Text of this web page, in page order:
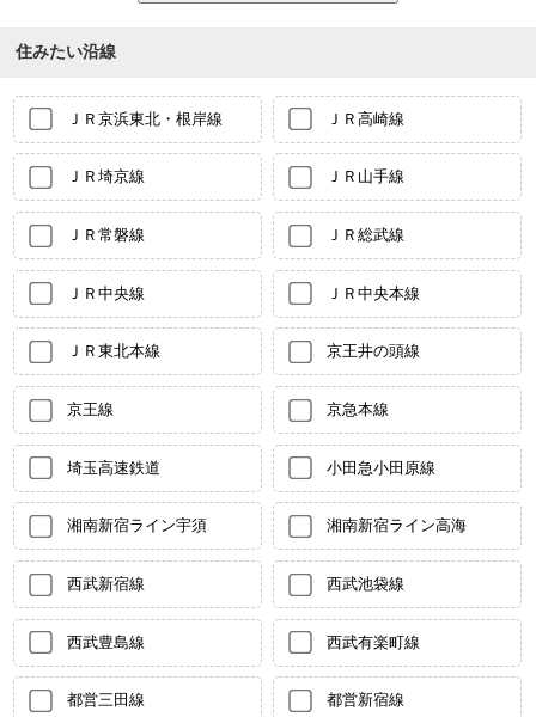
住みたい沿線
ＪＲ京浜東北・根岸線 ＪＲ高崎線
ＪＲ埼京線 ＪＲ山手線
ＪＲ常磐線 ＪＲ総武線
ＪＲ中央線 ＪＲ中央本線
ＪＲ東北本線 京王井の頭線
京王線 京急本線
埼玉高速鉄道 小田急小田原線
湘南新宿ライン宇須 湘南新宿ライン高海
西武新宿線 西武池袋線
西武豊島線 西武有楽町線
都営三田線 都営新宿線